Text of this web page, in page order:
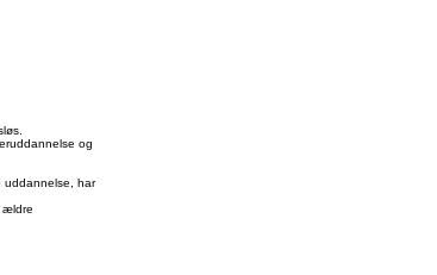
og
uddannelse, har
ældre